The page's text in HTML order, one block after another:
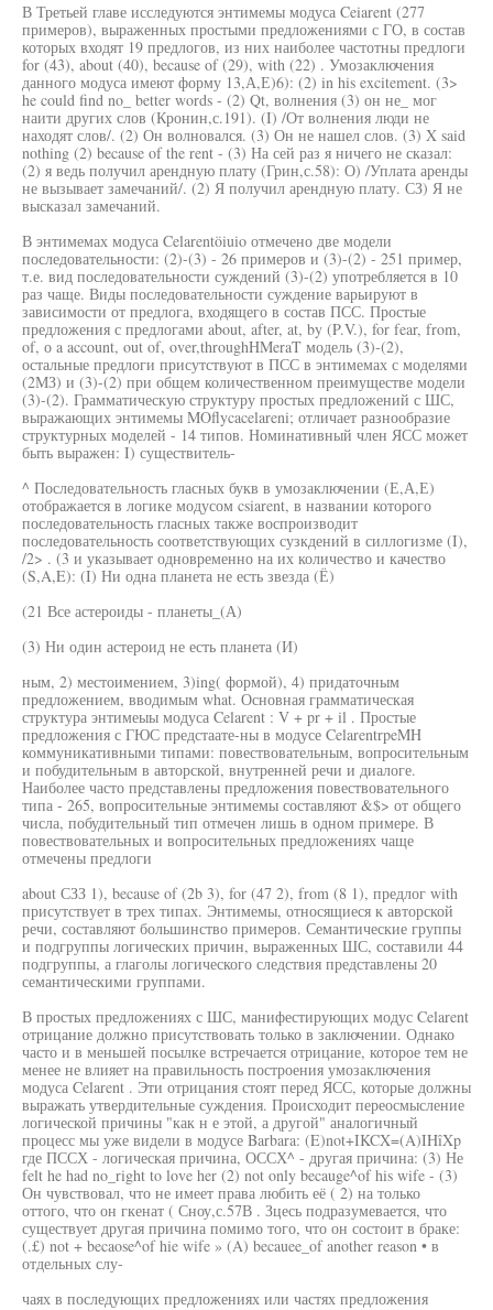
В Третьей главе исследуются энтимемы модуса Ceiarent (277
примеров), выраженных простыми предложениями с ГО, в состав
которых входят 19 предлогов, из них наиболее частотны предлоги
for (43), about (40), because of (29), with (22) . Умозаключения
данного модуса имеют форму 13,А,Е)6): (2) in his excitement. (3>
he could find no_ better words - (2) Qt, волнения (3) он не_ мог
наити других слов (Кронин,с.191). (I) /От волнения люди не
находят слов/. (2) Он волновался. (3) Он не нашел слов. (3) X said
nothing (2) because of the rent - (3) На сей раз я ничего не сказал:
(2) я ведь получил арендную плату (Грин,с.58): О) /Уплата аренды
не вызывает замечаний/. (2) Я получил арендную плату. СЗ) Я не
высказал замечаний.
В энтимемах модуса Celarentöiuio отмечено две модели
последовательности: (2)-(3) - 26 примеров и (3)-(2) - 251 пример,
т.е. вид последовательности суждений (3)-(2) употребляется в 10
раз чаще. Виды последовательности суждение варьируют в
зависимости от предлога, входящего в состав ПСС. Простые
предложения с предлогами about, after, at, by (P.V.), for fear, from,
of, о a account, out of, over,throughHMeraT модель (3)-(2),
остальные предлоги присутствуют в ПСС в энтимемах с моделями
(2МЗ) и (3)-(2) при общем количественном преимуществе модели
(3)-(2). Грамматическую структуру простых предложений с ШС,
выражающих энтимемы MOflycacelareni; отличает разнообразие
структурных моделей - 14 типов. Номинативный член ЯСС может
быть выражен: I) существитель-
^ Последовательность гласных букв в умозаключении (Е,А,Е)
отображается в логике модусом csiarent, в названии которого
последовательность гласных также воспроизводит
последовательность соответствующих сузкдений в силлогизме (I),
/2> . (3 и указывает одновременно на их количество и качество
(S,A,E): (I) Ни одна планета не есть звезда (Ё)
(21 Все астероиды - планеты_(А)
(3) Ни один астероид не есть планета (И)
ным, 2) местоимением, 3)ing( формой), 4) придаточным
предложением, вводимым what. Основная грамматическая
структура энтимеыы модуса Celarent : V + pr + il . Простые
предложения с ГЮС предстаате-ны в модусе CelarentrpeMH
коммуникативными типами: повествовательным, вопросительным
и побудительным в авторской, внутренней речи и диалоге.
Наиболее часто представлены предложения повествовательного
типа - 265, вопросительные энтимемы составляют &$> от общего
числа, побудительный тип отмечен лишь в одном примере. В
повествовательных и вопросительных предложениях чаще
отмечены предлоги
about СЗЗ 1), because of (2b 3), for (47 2), from (8 1), предлог with
присутствует в трех типах. Энтимемы, относящиеся к авторской
речи, составляют большинство примеров. Семантические группы
и подгруппы логических причин, выраженных ШС, составили 44
подгруппы, а глаголы логического следствия представлены 20
семантическими группами.
В простых предложениях с ШС, манифестирующих модус Celarent
отрицание должно присутствовать только в заключении. Однако
часто и в меньшей посылке встречается отрицание, которое тем не
менее не влияет на правильность построения умозаключения
модуса Celarent . Эти отрицания стоят перед ЯСС, которые должны
выражать утвердительные суждения. Происходит переосмысление
логической причины "как н е этой, а другой" аналогичный
процесс мы уже видели в модусе Barbara: (E)not+IKCX=(A)IHîXp
где ПССХ - логическая причина, ОССХ^ - другая причина: (3) Не
felt he had no_right to love her (2) not only becauge^of his wife - (3)
Он чувствовал, что не имеет права любить её ( 2) на только
оттого, что он гкенат ( Сноу,с.57В . Зцесь подразумевается, что
существует другая причина помимо того, что он состоит в браке:
(.£) not + becaose^of hie wife » (A) becauee_of another reason • в
отдельных слу-
чаях в последующих предложениях или частях предложения